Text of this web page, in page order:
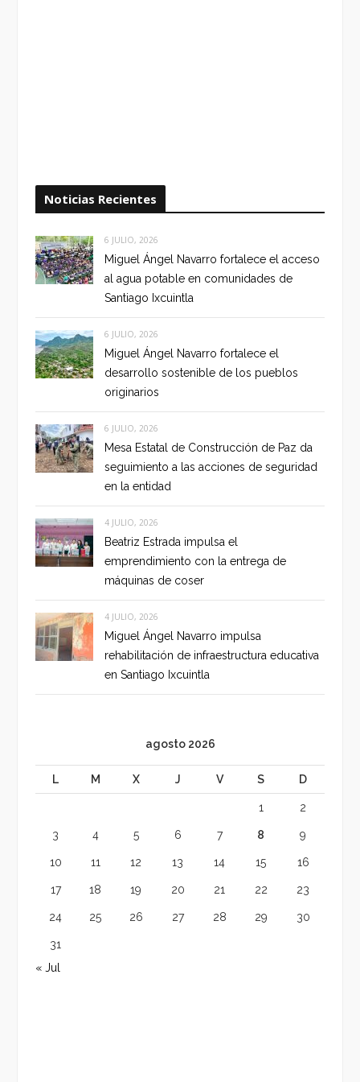
Noticias Recientes
6 JULIO, 2026
Miguel Ángel Navarro fortalece el acceso
al agua potable en comunidades de
Santiago Ixcuintla
6 JULIO, 2026
Miguel Ángel Navarro fortalece el
desarrollo sostenible de los pueblos
originarios
6 JULIO, 2026
Mesa Estatal de Construcción de Paz da
seguimiento a las acciones de seguridad
en la entidad
4 JULIO, 2026
Beatriz Estrada impulsa el
emprendimiento con la entrega de
máquinas de coser
4 JULIO, 2026
Miguel Ángel Navarro impulsa
rehabilitación de infraestructura educativa
en Santiago Ixcuintla
agosto 2026
L M X J V S D
1 2
3 4 5 6 7 8 9
10 11 12 13 14 15 16
17 18 19 20 21 22 23
24 25 26 27 28 29 30
31
« Jul